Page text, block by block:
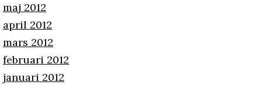
maj 2012
april 2012
mars 2012
februari 2012
januari 2012